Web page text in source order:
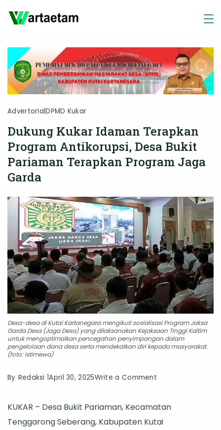
AdvertorialDPMD Kukar
Dukung Kukar Idaman Terapkan
Program Antikorupsi, Desa Bukit
Pariaman Terapkan Program Jaga
Garda
Desa-desa di Kutai Kartanegara mengikuti sosialisasi Program Jaksa
Garda Desa (Jaga Desa) yang dilaksanakan Kejaksaan Tinggi Kaltim
untuk mengoptimalkan pencegahan penyimpangan dalam
pengelolaan dana desa serta mendekatkan diri kepada masyarakat.
(foto: istimewa)
By Redaksi 1April 30, 2025Write a Comment
Kukar
Idaman
KUKAR – Desa Bukit Pariaman, Kecamatan
Tenggarong Seberang, Kabupaten Kutai